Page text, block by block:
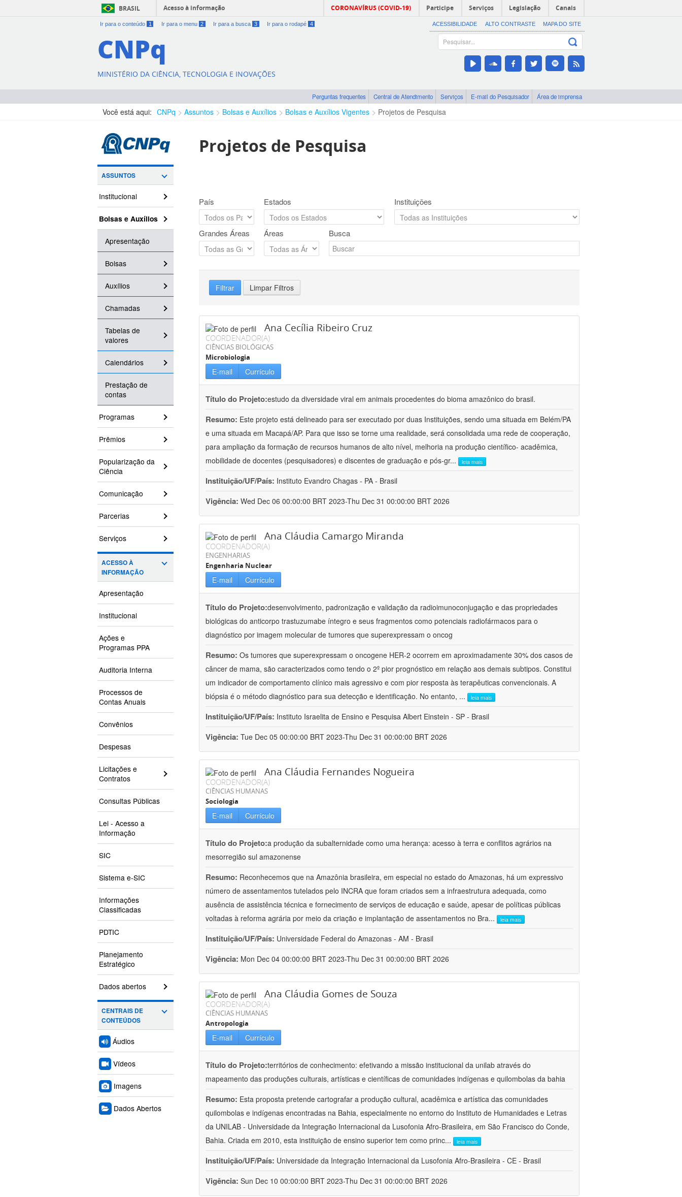
BRASIL Acesso à informação CORONAVÍRUS (COVID-19) Participe Serviços Legislação Canais
Ir para o conteúdo 1 Ir para o menu 2 Ir para a busca 3 Ir para o rodapé 4 ACESSIBILIDADE ALTO CONTRASTE MAPA DO SITE
CNPq
MINISTÉRIO DA CIÊNCIA, TECNOLOGIA E INOVAÇÕES
Perguntas frequentes Central de Atendimento Serviços E-mail do Pesquisador Área de imprensa
Você está aqui: CNPq Assuntos Bolsas e Auxílios Bolsas e Auxílios Vigentes Projetos de Pesquisa
ASSUNTOS
Institucional
Bolsas e Auxílios
Apresentação
Bolsas
Auxílios
Chamadas
Tabelas de
valores
Calendários
Prestação de
contas
Programas
Prêmios
Popularização da
Ciência
Comunicação
Parcerias
Serviços
ACESSO À
INFORMAÇÃO
Apresentação
Institucional
Ações e
Programas PPA
Auditoria Interna
Processos de
Contas Anuais
Convênios
Despesas
Licitações e
Contratos
Consultas Públicas
Lei - Acesso a
Informação
SIC
Sistema e-SIC
Informações
Classificadas
PDTIC
Planejamento
Estratégico
Dados abertos
CENTRAIS DE
CONTEÚDOS
Áudios
Vídeos
Imagens
Dados Abertos
Projetos de Pesquisa
País Estados Instituições
Grandes Áreas Áreas Busca
Filtrar Limpar Filtros
Ana Cecília Ribeiro Cruz
COORDENADOR(A)
CIÊNCIAS BIOLÓGICAS
Microbiologia
E-mail Currículo
Título do Projeto:estudo da diversidade viral em animais procedentes do bioma amazônico do brasil.
Resumo: Este projeto está delineado para ser executado por duas Instituições, sendo uma situada em Belém/PA
e uma situada em Macapá/AP. Para que isso se torne uma realidade, será consolidada uma rede de cooperação,
para ampliação da formação de recursos humanos de alto nível, melhoria na produção científico- acadêmica,
mobilidade de docentes (pesquisadores) e discentes de graduação e pós-gr... leia mais
Instituição/UF/País: Instituto Evandro Chagas - PA - Brasil
Vigência: Wed Dec 06 00:00:00 BRT 2023-Thu Dec 31 00:00:00 BRT 2026
Ana Cláudia Camargo Miranda
COORDENADOR(A)
ENGENHARIAS
Engenharia Nuclear
E-mail Currículo
Título do Projeto:desenvolvimento, padronização e validação da radioimunoconjugação e das propriedades
biológicas do anticorpo trastuzumabe íntegro e seus fragmentos como potenciais radiofármacos para o
diagnóstico por imagem molecular de tumores que superexpressam o oncog
Resumo: Os tumores que superexpressam o oncogene HER-2 ocorrem em aproximadamente 30% dos casos de
câncer de mama, são caracterizados como tendo o 2º pior prognóstico em relação aos demais subtipos. Constitui
um indicador de comportamento clínico mais agressivo e com pior resposta às terapêuticas convencionais. A
biópsia é o método diagnóstico para sua detecção e identificação. No entanto, ... leia mais
Instituição/UF/País: Instituto Israelita de Ensino e Pesquisa Albert Einstein - SP - Brasil
Vigência: Tue Dec 05 00:00:00 BRT 2023-Thu Dec 31 00:00:00 BRT 2026
Ana Cláudia Fernandes Nogueira
COORDENADOR(A)
CIÊNCIAS HUMANAS
Sociologia
E-mail Currículo
Título do Projeto:a produção da subalternidade como uma herança: acesso à terra e conflitos agrários na
mesorregião sul amazonense
Resumo: Reconhecemos que na Amazônia brasileira, em especial no estado do Amazonas, há um expressivo
número de assentamentos tutelados pelo INCRA que foram criados sem a infraestrutura adequada, como
ausência de assistência técnica e fornecimento de serviços de educação e saúde, apesar de políticas públicas
voltadas à reforma agrária por meio da criação e implantação de assentamentos no Bra... leia mais
Instituição/UF/País: Universidade Federal do Amazonas - AM - Brasil
Vigência: Mon Dec 04 00:00:00 BRT 2023-Thu Dec 31 00:00:00 BRT 2026
Ana Cláudia Gomes de Souza
COORDENADOR(A)
CIÊNCIAS HUMANAS
Antropologia
E-mail Currículo
Título do Projeto:territórios de conhecimento: efetivando a missão institucional da unilab através do
mapeamento das produções culturais, artísticas e científicas de comunidades indígenas e quilombolas da bahia
Resumo: Esta proposta pretende cartografar a produção cultural, acadêmica e artística das comunidades
quilombolas e indígenas encontradas na Bahia, especialmente no entorno do Instituto de Humanidades e Letras
da UNILAB - Universidade da Integração Internacional da Lusofonia Afro-Brasileira, em São Francisco do Conde,
Bahia. Criada em 2010, esta instituição de ensino superior tem como princ... leia mais
Instituição/UF/País: Universidade da Integração Internacional da Lusofonia Afro-Brasileira - CE - Brasil
Vigência: Sun Dec 10 00:00:00 BRT 2023-Thu Dec 31 00:00:00 BRT 2026